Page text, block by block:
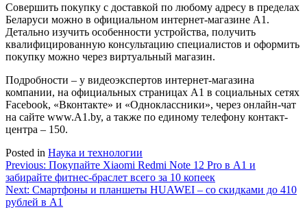
Совершить покупку с доставкой по любому адресу в пределах
Беларуси можно в официальном интернет-магазине А1.
Детально изучить особенности устройства, получить
квалифицированную консультацию специалистов и оформить
покупку можно через виртуальный магазин.
Подробности – у видеоэкспертов интернет-магазина
компании, на официальных страницах A1 в социальных сетях
Facebook, «Вконтакте» и «Одноклассники», через онлайн-чат
на сайте www.A1.by, а также по единому телефону контакт-
центра – 150.
Posted in Наука и технологии
Навигация
по
записям
Previous: Покупайте Xiaomi Redmi Note 12 Pro в А1 и
забирайте фитнес-браслет всего за 10 копеек
Next: Смартфоны и планшеты HUAWEI – со скидками до 410
рублей в А1